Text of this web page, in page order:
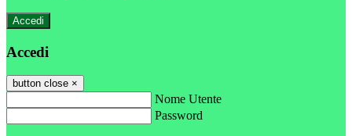
Accedi
Accedi
button close ×
Nome Utente
Password